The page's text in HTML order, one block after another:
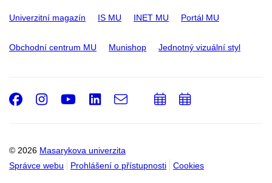
Univerzitní magazín IS MU INET MU Portál MU
Obchodní centrum MU Munishop Jednotný vizuální styl
© 2026 Masarykova univerzita
Správce webu
Prohlášení o přístupnosti Cookies
Facebook
Instagram
Youtube
LinkedIn
e-
PřidatPřidat